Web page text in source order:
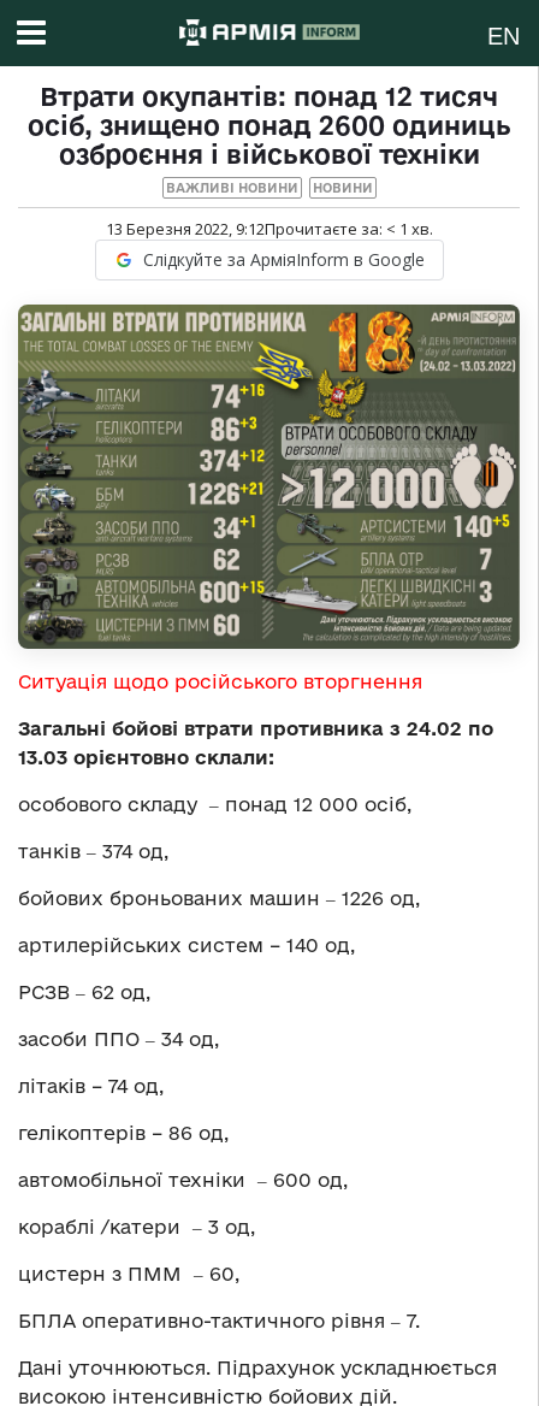
EN
Втрати окупантів: понад 12 тисяч
осіб, знищено понад 2600 одиниць
озброєння і військової техніки
ВАЖЛИВІ НОВИНИ НОВИНИ
13 Березня 2022, 9:12Прочитаєте за: < 1 хв.
Слідкуйте за АрміяInform в Google
Ситуація щодо російського вторгнення
Загальні бойові втрати противника з 24.02 по
13.03 орієнтовно склали:
особового складу ‒ понад 12 000 осіб,
танків ‒ 374 од,
бойових броньованих машин ‒ 1226 од,
артилерійських систем – 140 од,
РСЗВ ‒ 62 од,
засоби ППО ‒ 34 од,
літаків – 74 од,
гелікоптерів – 86 од,
автомобільної техніки ‒ 600 од,
кораблі /катери ‒ 3 од,
цистерн з ПММ ‒ 60,
БПЛА оперативно-тактичного рівня ‒ 7.
Дані уточнюються. Підрахунок ускладнюється
високою інтенсивністю бойових дій.